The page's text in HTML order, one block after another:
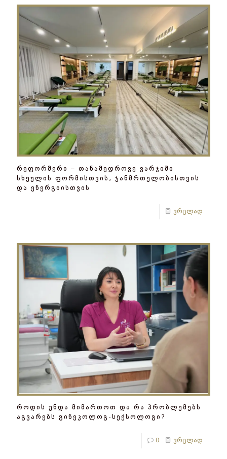
რეფორმერი – თანამედროვე ვარჯიში
სხეულის ფორმისთვის, ჯანმრთელობისთვის
და ენერგიისთვის
ვრცლად
როდის უნდა მიმართოთ და რა პრობლემებს
აგვარებს გინეკოლოგ-სექსოლოგი?
0 ვრცლად